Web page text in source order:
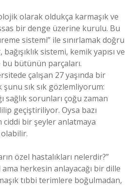
olarak oldukça karmaşık ve
bir denge üzerine kurulu. Bu
sistemi” ile sınırlamak doğru
sistemi, kemik yapısı ve
bütünün parçaları.
çalışan 27 yaşında bir
şunu sık sık gözlemliyorum:
sağlık sorunları çoğu zaman
geçiştiriliyor. Oysa bazı
bir şeyler anlatmaya
olabilir.
özel hastalıkları nelerdir?”
herkesin anlayacağı bir dille
tıbbi terimlere boğulmadan,